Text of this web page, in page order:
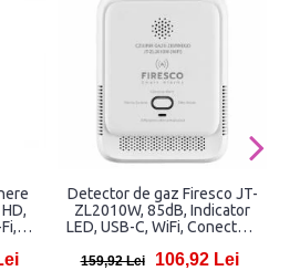
Detector de gaz Firesco JT-
ZL2010W, 85dB, Indicator
LED, USB-C, WiFi, Conectare
159,92 Lei 106,92 Lei